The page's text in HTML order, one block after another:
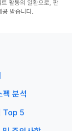
펙 분석
Top 5